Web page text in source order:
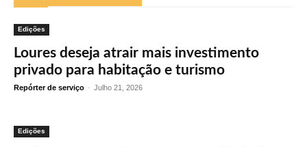
Edições
Loures deseja atrair mais investimento
privado para habitação e turismo
Repórter de serviço - Julho 21, 2026
Edições